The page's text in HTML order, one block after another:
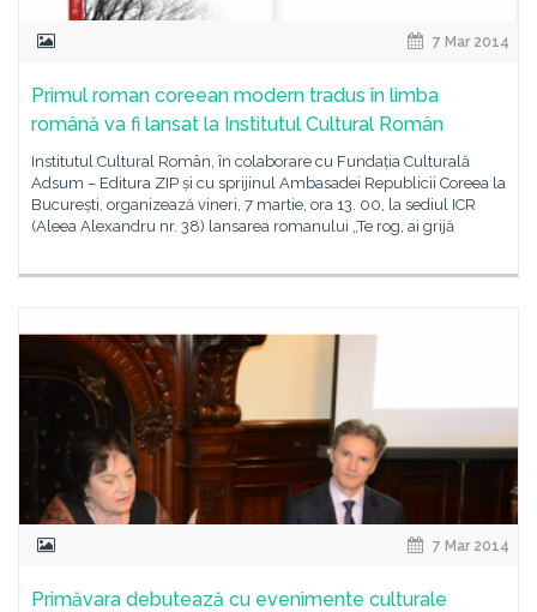
7 Mar 2014
Primul roman coreean modern tradus în limba
română va fi lansat la Institutul Cultural Român
Institutul Cultural Român, în colaborare cu Fundația Culturală
Adsum – Editura ZIP și cu sprijinul Ambasadei Republicii Coreea la
București, organizează vineri, 7 martie, ora 13. 00, la sediul ICR
(Aleea Alexandru nr. 38) lansarea romanului „Te rog, ai grijă
7 Mar 2014
Primăvara debutează cu evenimente culturale